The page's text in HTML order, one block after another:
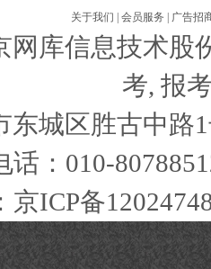
关于我们 会员服务 广告招
网库信息技术股
考, 报
东城区胜古中
话：010-
京ICP备